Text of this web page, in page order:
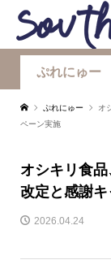
ぷれにゅー
ぷれにゅー
オ
ペーン実施
オシキリ食
改定と感謝
2026.04.24